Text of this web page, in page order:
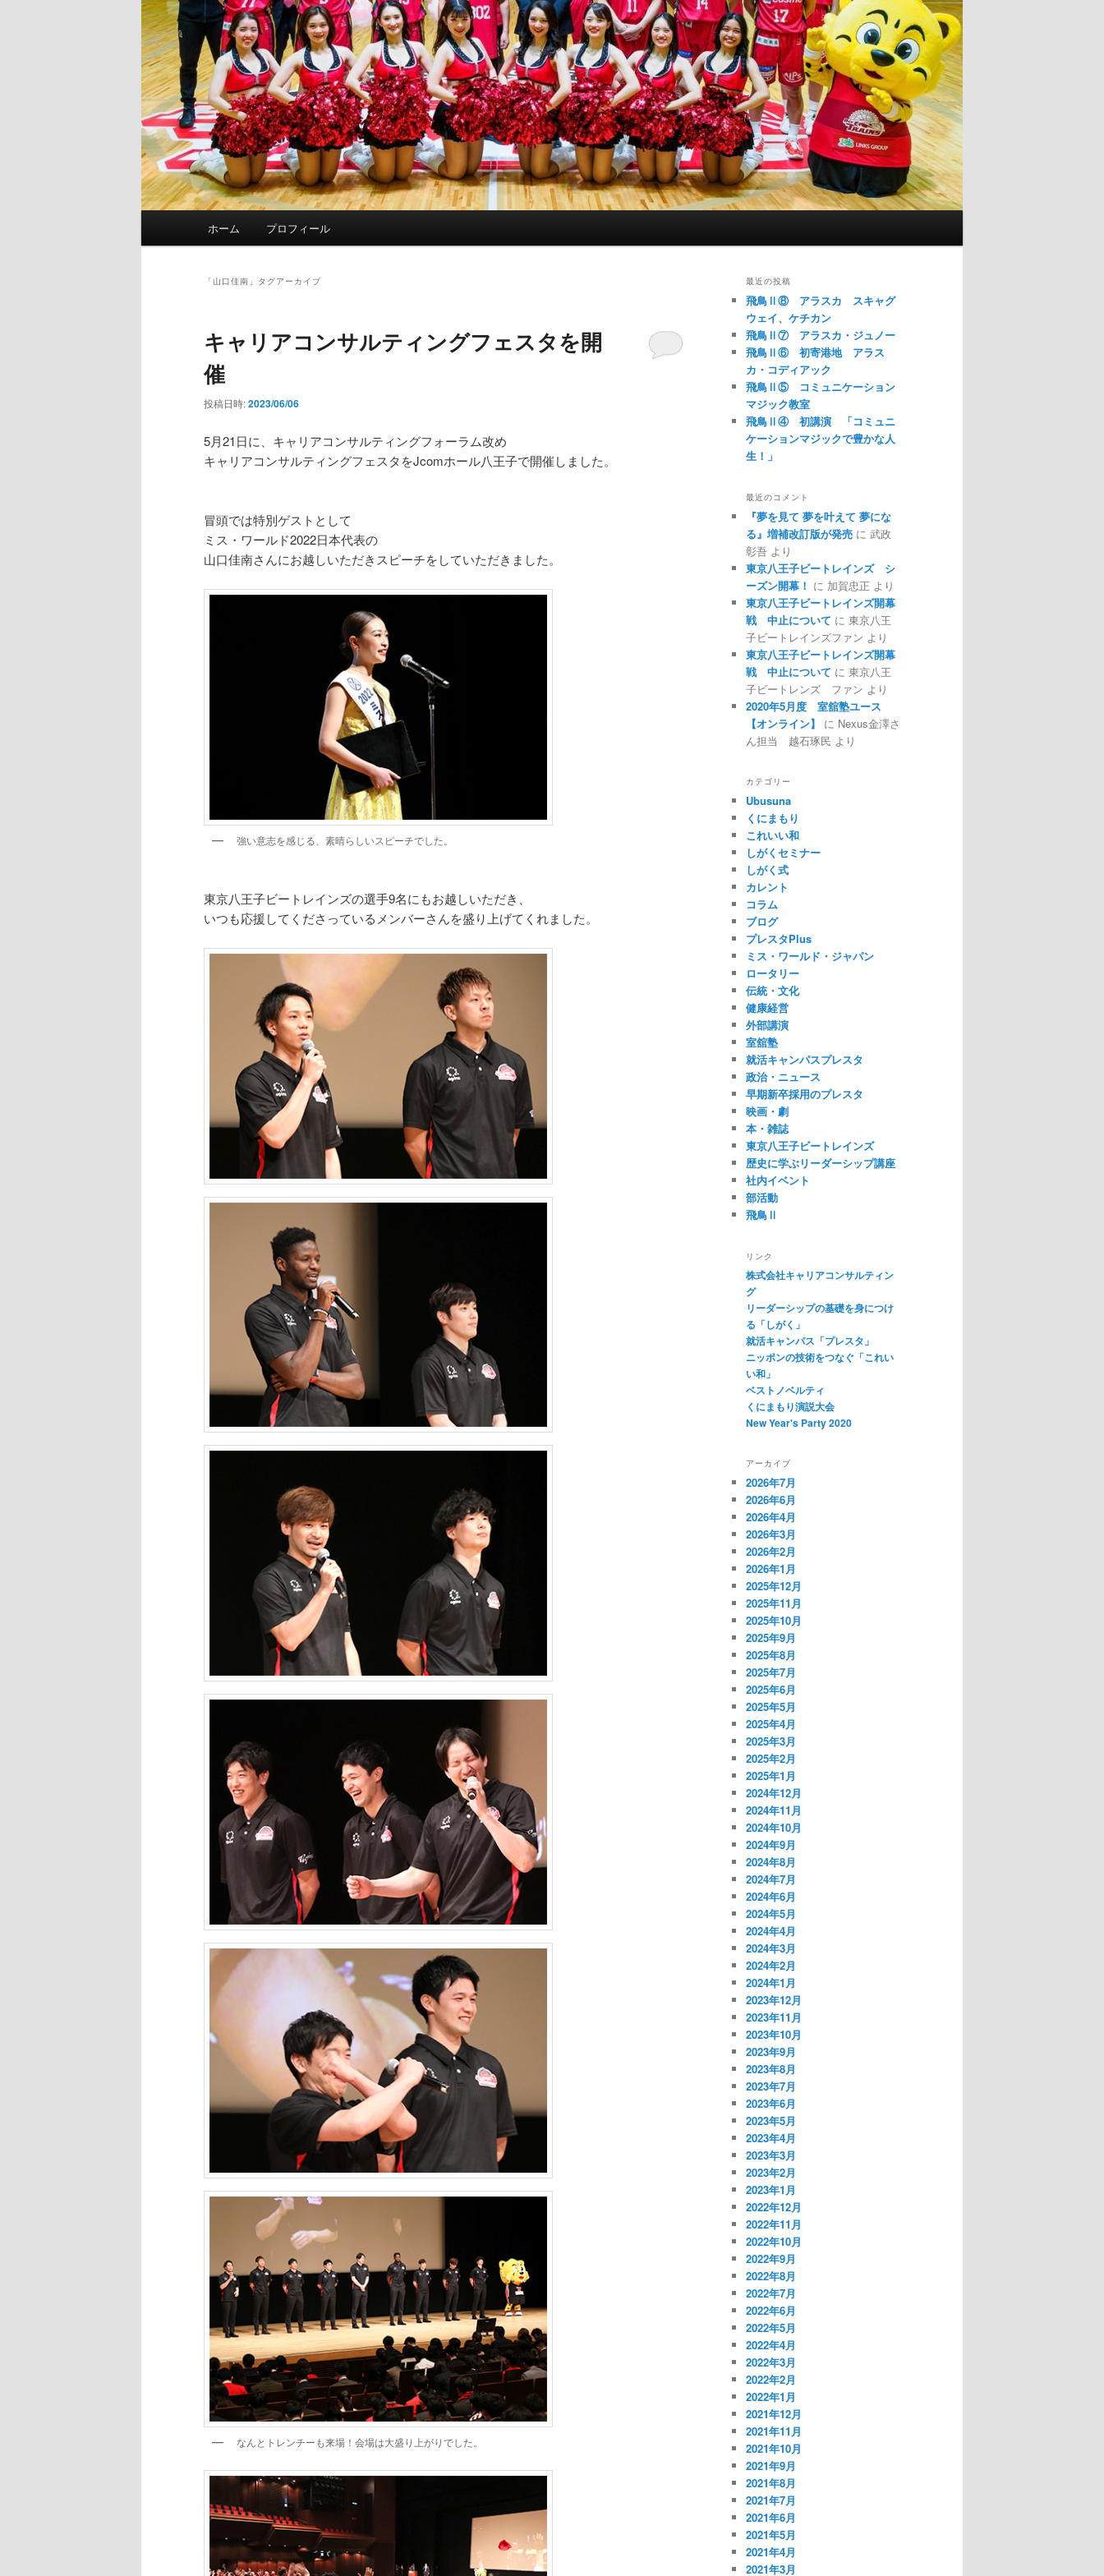
ホーム プロフィール
「山口佳南 」タグアーカイブ
キャリアコンサルティングフェスタを開
催
投稿日時:2023/06/06
5月21日に、キャリアコンサルティングフォーラム改め
キャリアコンサルティングフェスタをJcomホール八王子で開催しました。
冒頭では特別ゲストとして
ミス・ワールド2022日本代表の
山口佳南さんにお越しいただきスピーチをしていただきました。
強い意志を感じる、素晴らしいスピーチでした。
東京八王子ビートレインズの選手9名にもお越しいただき、
いつも応援してくださっているメンバーさんを盛り上げてくれました。
なんとトレンチーも来場！会場は大盛り上がりでした。
最近の投稿
飛鳥Ⅱ⑧ アラスカ スキャグ
ウェイ、ケチカン
飛鳥Ⅱ⑦ アラスカ・ジュノー
飛鳥Ⅱ⑥ 初寄港地 アラス
カ・コディアック
飛鳥Ⅱ⑤ コミュニケーション
マジック教室
飛鳥Ⅱ④ 初講演 「コミュニ
ケーションマジックで豊かな人
生！」
最近のコメント
『夢を見て 夢を叶えて 夢にな
る』増補改訂版が発売 に 武政
彰吾 より
東京八王子ビートレインズ シ
ーズン開幕！ に 加賀忠正 より
東京八王子ビートレインズ開幕
戦 中止について に 東京八王
子ビートレインズファン より
東京八王子ビートレインズ開幕
戦 中止について に 東京八王
子ビートレンズ ファン より
2020年5月度 室舘塾ユース
【オンライン】
に Nexus金澤さ
ん担当 越石琢民 より
カテゴリー
Ubusuna
くにまもり
これいい和
しがくセミナー
しがく式
カレント
コラム
ブログ
プレスタPlus
ミス・ワールド・ジャパン
ロータリー
伝統・文化
健康経営
外部講演
室舘塾
就活キャンパスプレスタ
政治・ニュース
早期新卒採用のプレスタ
映画・劇
本・雑誌
東京八王子ビートレインズ
歴史に学ぶリーダーシップ講座
社内イベント
部活動
飛鳥Ⅱ
リンク
株式会社キャリアコンサルティン
グ
リーダーシップの基礎を身につけ
る「しがく」
就活キャンパス「プレスタ」
ニッポンの技術をつなぐ「これい
い和」
ベストノベルティ
くにまもり演説大会
New Year's Party 2020
アーカイブ
2026年7月
2026年6月
2026年4月
2026年3月
2026年2月
2026年1月
2025年12月
2025年11月
2025年10月
2025年9月
2025年8月
2025年7月
2025年6月
2025年5月
2025年4月
2025年3月
2025年2月
2025年1月
2024年12月
2024年11月
2024年10月
2024年9月
2024年8月
2024年7月
2024年6月
2024年5月
2024年4月
2024年3月
2024年2月
2024年1月
2023年12月
2023年11月
2023年10月
2023年9月
2023年8月
2023年7月
2023年6月
2023年5月
2023年4月
2023年3月
2023年2月
2023年1月
2022年12月
2022年11月
2022年10月
2022年9月
2022年8月
2022年7月
2022年6月
2022年5月
2022年4月
2022年3月
2022年2月
2022年1月
2021年12月
2021年11月
2021年10月
2021年9月
2021年8月
2021年7月
2021年6月
2021年5月
2021年4月
2021年3月